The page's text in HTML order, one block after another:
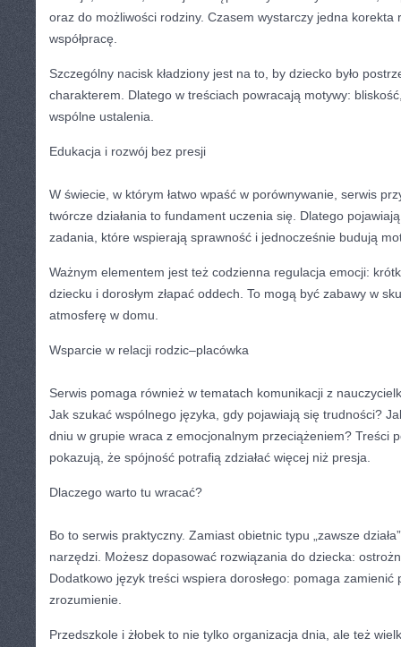
oraz do możliwości rodziny. Czasem wystarczy jedna korekta
współpracę.
Szczególny nacisk kładziony jest na to, by dziecko było
charakterem. Dlatego w treściach powracają motywy:
wspólne ustalenia.
Edukacja i rozwój bez presji
W świecie, w którym łatwo wpaść w porównywanie, serwis
twórcze działania to fundament uczenia się. Dlatego
zadania, które wspierają sprawność i jednocześnie budują
Ważnym elementem jest też codzienna regulacja emocji:
dziecku i dorosłym złapać oddech. To mogą być zabawy w
atmosferę w domu.
Wsparcie w relacji rodzic–placówka
Serwis pomaga również w tematach komunikacji z
Jak szukać wspólnego języka, gdy pojawiają się trudności?
dniu w grupie wraca z emocjonalnym przeciążeniem? Treści
pokazują, że spójność potrafią zdziałać więcej niż presja.
Dlaczego warto tu wracać?
Bo to serwis praktyczny. Zamiast obietnic typu „zawsze
narzędzi. Możesz dopasować rozwiązania do dziecka:
Dodatkowo język treści wspiera dorosłego: pomaga zamienić
zrozumienie.
Przedszkole i żłobek to nie tylko organizacja dnia, ale też